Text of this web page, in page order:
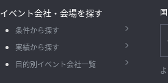
イベント会社・会場を探す
条件から探す
実績から探す
目的別イベント会社一覧